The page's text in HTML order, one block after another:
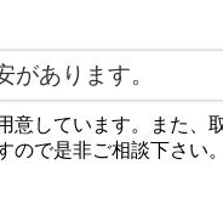
あります。
意しています。また、
で是非ご相談下さい。